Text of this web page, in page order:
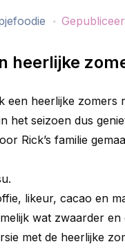
heerlijke
een heerlijke zomers
het seizoen dus
Rick’s familie
likeur, cacao en
wat zwaarder
met de heerlijke